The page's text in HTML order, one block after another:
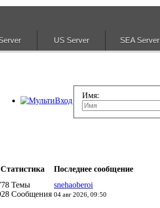
US Server SEA Server
Имя:
Статистика
Последнее сообщение
Темы
Сообщения
snehaoberoi
04 авг 2026, 09:50